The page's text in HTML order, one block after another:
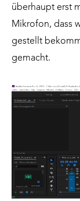
überhaupt erst
Mikrofon, dass
gestellt
gemacht.